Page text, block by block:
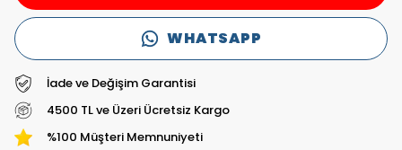
WHATSAPP
İade ve Değişim Garantisi
4500 TL ve Üzeri Ücretsiz Kargo
%100 Müşteri Memnuniyeti